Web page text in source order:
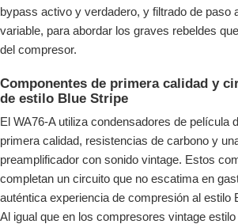
bypass activo y verdadero, y filtrado de paso
variable, para abordar los graves rebeldes
del compresor.
Componentes de primera calidad y
de estilo Blue Stripe
El WA76-A utiliza condensadores de película
primera calidad, resistencias de carbono y
preamplificador con sonido vintage. Estos
completan un circuito que no escatima en
auténtica experiencia de compresión al estilo
Al igual que en los compresores vintage